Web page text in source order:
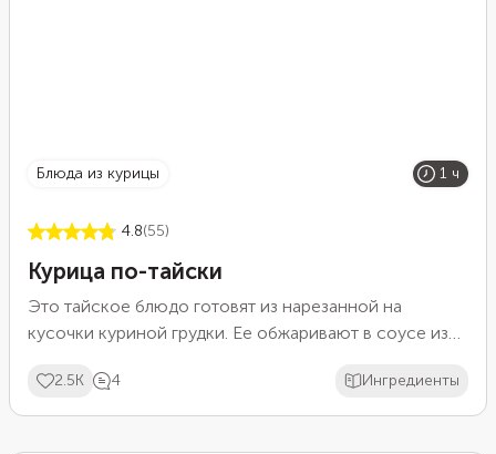
блюда из курицы 1 ч
4.8(55)
Курица по-тайски
Это тайское блюдо готовят из нарезанной на
кусочки куриной грудки. Ее обжаривают в соусе из
специй. Блюдо получается очень ароматным и
умеренно острым. Мы заменили кокосовое молоко
2.5K 4 Ингредиенты